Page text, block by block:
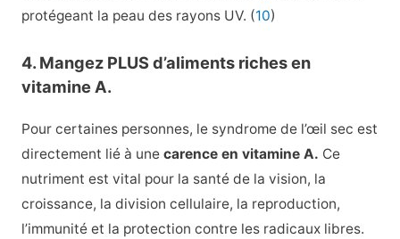
protégeant la peau des rayons UV. (10)
4. Mangez PLUS d’aliments riches en
vitamine A.
Pour certaines personnes, le syndrome de l’œil sec est
directement lié à une carence en vitamine A. Ce
nutriment est vital pour la santé de la vision, la
croissance, la division cellulaire, la reproduction,
l’immunité et la protection contre les radicaux libres.